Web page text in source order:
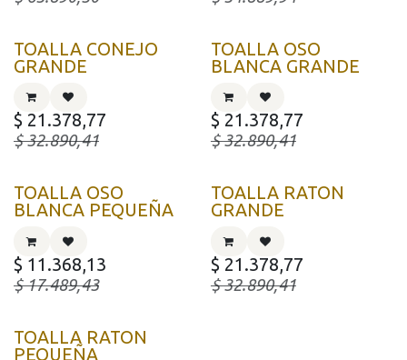
TOALLA CONEJO
GRANDE
$ 21.378,77
$32.890,41
TOALLA OSO
BLANCA GRANDE
$ 21.378,77
$32.890,41
TOALLA OSO
BLANCA PEQUEÑA
$ 11.368,13
$17.489,43
TOALLA RATON
GRANDE
$ 21.378,77
$32.890,41
TOALLA RATON
PEQUEÑA